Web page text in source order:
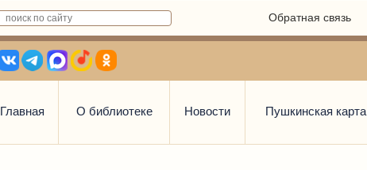
Обратная связь
Главная О библиотеке Новости Пушкинская карта